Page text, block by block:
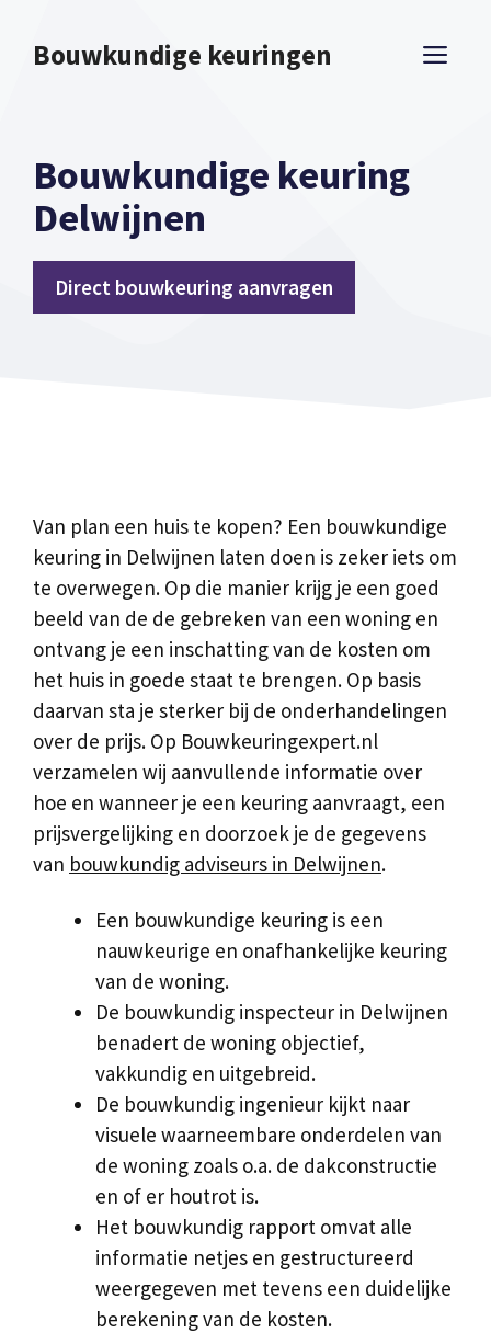
naarBouwkundige keuringen
Bouwkundige keuring
Delwijnen
Direct bouwkeuring aanvragen
Van plan een huis te kopen? Een bouwkundige
keuring in Delwijnen laten doen is zeker iets om
te overwegen. Op die manier krijg je een goed
beeld van de de gebreken van een woning en
ontvang je een inschatting van de kosten om
het huis in goede staat te brengen. Op basis
daarvan sta je sterker bij de onderhandelingen
over de prijs. Op Bouwkeuringexpert.nl
verzamelen wij aanvullende informatie over
hoe en wanneer je een keuring aanvraagt, een
prijsvergelijking en doorzoek je de gegevens
van bouwkundig adviseurs in Delwijnen.
Een bouwkundige keuring is een
nauwkeurige en onafhankelijke keuring
van de woning.
De bouwkundig inspecteur in Delwijnen
benadert de woning objectief,
vakkundig en uitgebreid.
De bouwkundig ingenieur kijkt naar
visuele waarneembare onderdelen van
de woning zoals o.a. de dakconstructie
en of er houtrot is.
Het bouwkundig rapport omvat alle
informatie netjes en gestructureerd
weergegeven met tevens een duidelijke
berekening van de kosten.